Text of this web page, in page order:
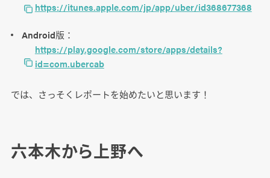
https://itunes.apple.com/jp/app/uber/id368677368
Android版：
https://play.google.com/store/apps/details?
id=com.ubercab
では、さっそくレポートを始めたいと思います！
六本木から上野へ